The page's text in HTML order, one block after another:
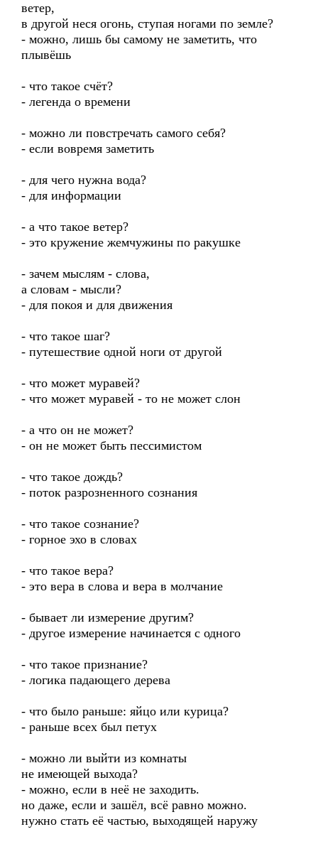
ветер,
в другой неся огонь, ступая ногами по земле?
- можно, лишь бы самому не заметить, что
плывёшь
- что такое счёт?
- легенда о времени
- можно ли повстречать самого себя?
- если вовремя заметить
- для чего нужна вода?
- для информации
- а что такое ветер?
- это кружение жемчужины по ракушке
- зачем мыслям - слова,
а словам - мысли?
- для покоя и для движения
- что такое шаг?
- путешествие одной ноги от другой
- что может муравей?
- что может муравей - то не может слон
- а что он не может?
- он не может быть пессимистом
- что такое дождь?
- поток разрозненного сознания
- что такое сознание?
- горное эхо в словах
- что такое вера?
- это вера в слова и вера в молчание
- бывает ли измерение другим?
- другое измерение начинается с одного
- что такое признание?
- логика падающего дерева
- что было раньше: яйцо или курица?
- раньше всех был петух
- можно ли выйти из комнаты
не имеющей выхода?
- можно, если в неё не заходить.
но даже, если и зашёл, всё равно можно.
нужно стать её частью, выходящей наружу